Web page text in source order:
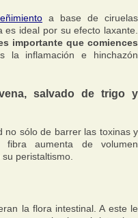
a base de ciruelas
ideal por su efecto laxante.
importante que comiences
la inflamación e hinchazón
salvado de trigo y
no sólo de barrer las toxinas y
aumenta de volumen
peristaltismo.
la flora intestinal. A este le